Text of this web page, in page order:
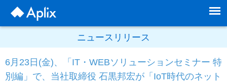
ニュースリリース
6月23日(金)、「IT・WEBソリューションセミナー 特
別編」で、当社取締役 石黒邦宏が「IoT時代のネット